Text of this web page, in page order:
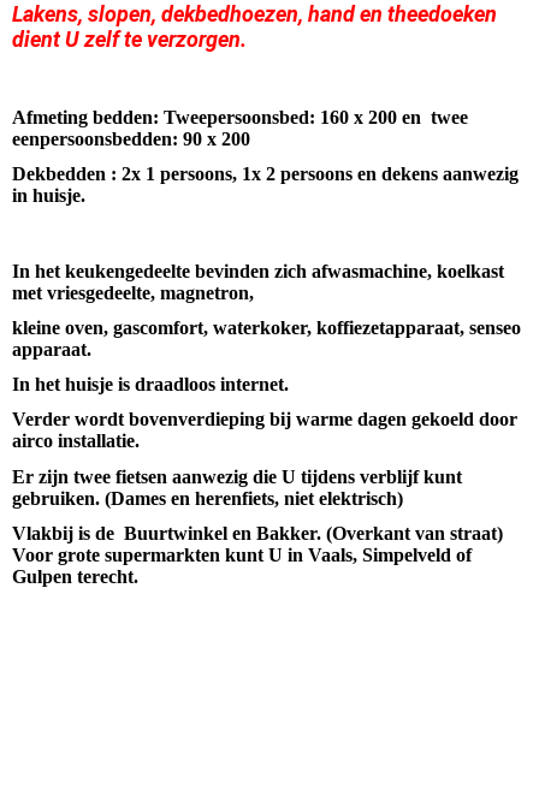
Lakens, slopen, dekbedhoezen, hand en theedoeken
dient U zelf te verzorgen.
Afmeting bedden: Tweepersoonsbed: 160 x 200 en twee
eenpersoonsbedden: 90 x 200
Dekbedden : 2x 1 persoons, 1x 2 persoons en dekens aanwezig
in huisje.
In het keukengedeelte bevinden zich afwasmachine, koelkast
met vriesgedeelte, magnetron,
kleine oven, gascomfort, waterkoker, koffiezetapparaat, senseo
apparaat.
In het huisje is draadloos internet.
Verder wordt bovenverdieping bij warme dagen gekoeld door
airco installatie.
Er zijn twee fietsen aanwezig die U tijdens verblijf kunt
gebruiken. (Dames en herenfiets, niet elektrisch)
Vlakbij is de Buurtwinkel en Bakker. (Overkant van straat)
Voor grote supermarkten kunt U in Vaals, Simpelveld of
Gulpen terecht.